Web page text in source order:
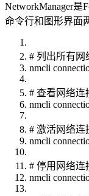
NetworkManager是
命令行和图形界面
# 列出所有网
nmcli
# 查看网络连
nmcli
# 激活网络连
nmcli
# 停用网络连
nmcli